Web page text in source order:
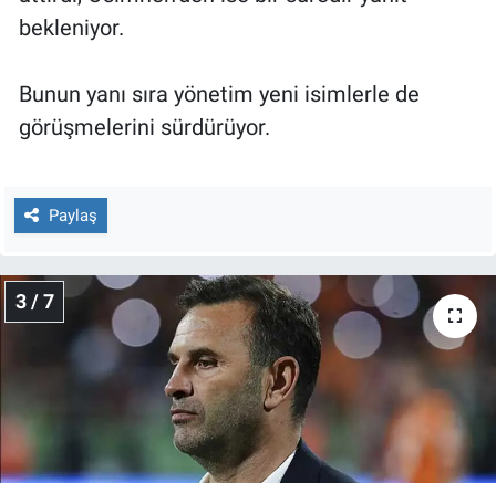
bekleniyor.
Bunun yanı sıra yönetim yeni isimlerle de
görüşmelerini sürdürüyor.
Paylaş
3 / 7
Yerel Yaşam